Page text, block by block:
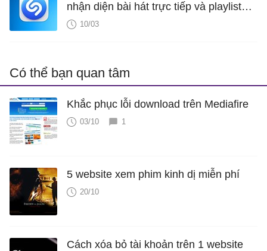
nhận diện bài hát trực tiếp và playlist
ngay trong ứng dụng
10/03
Có thể bạn quan tâm
Khắc phục lỗi download trên Mediafire
03/10 1
5 website xem phim kinh dị miễn phí
20/10
Cách xóa bỏ tài khoản trên 1 website